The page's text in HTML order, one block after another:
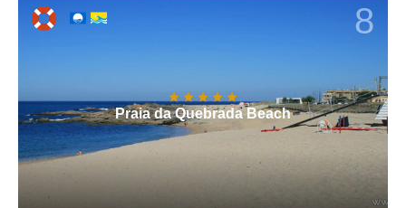
8
Praia da Quebrada Beach